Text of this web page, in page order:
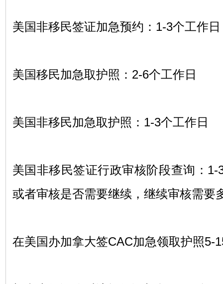
美国非移民签证加急预约： 1-3个工作日
美国移民加急取护照： 2-6个工作日
美国非移民加急取护照： 1-3个工作日
美国非移民签证行政审核阶段查询： 1-
或者审核是否需要继续，继续审核需要
在美国办加拿大签CAC加急领取护照5-